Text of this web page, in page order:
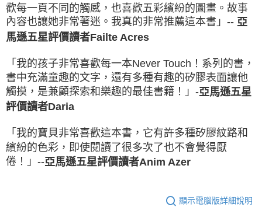
歡每一頁不同的觸感，也喜歡五彩繽紛的圖畫。故事
內容也讓她非常著迷。我真的非常推薦這本書」-- 亞
馬遜五星評價讀者Failte Acres
「我的孩子非常喜歡每一本Never Touch！系列的書，
書中充滿童趣的文字，還有多種有趣的矽膠表面讓他
觸摸，是兼顧探索和樂趣的最佳書籍！」-亞馬遜五星
評價讀者Daria
「我的寶貝非常喜歡這本書，它有許多種矽膠紋路和
繽紛的色彩，即使閱讀了很多次了也不會覺得厭
倦！」--亞馬遜五星評價讀者Anim Azer
顯示電腦版詳細說明